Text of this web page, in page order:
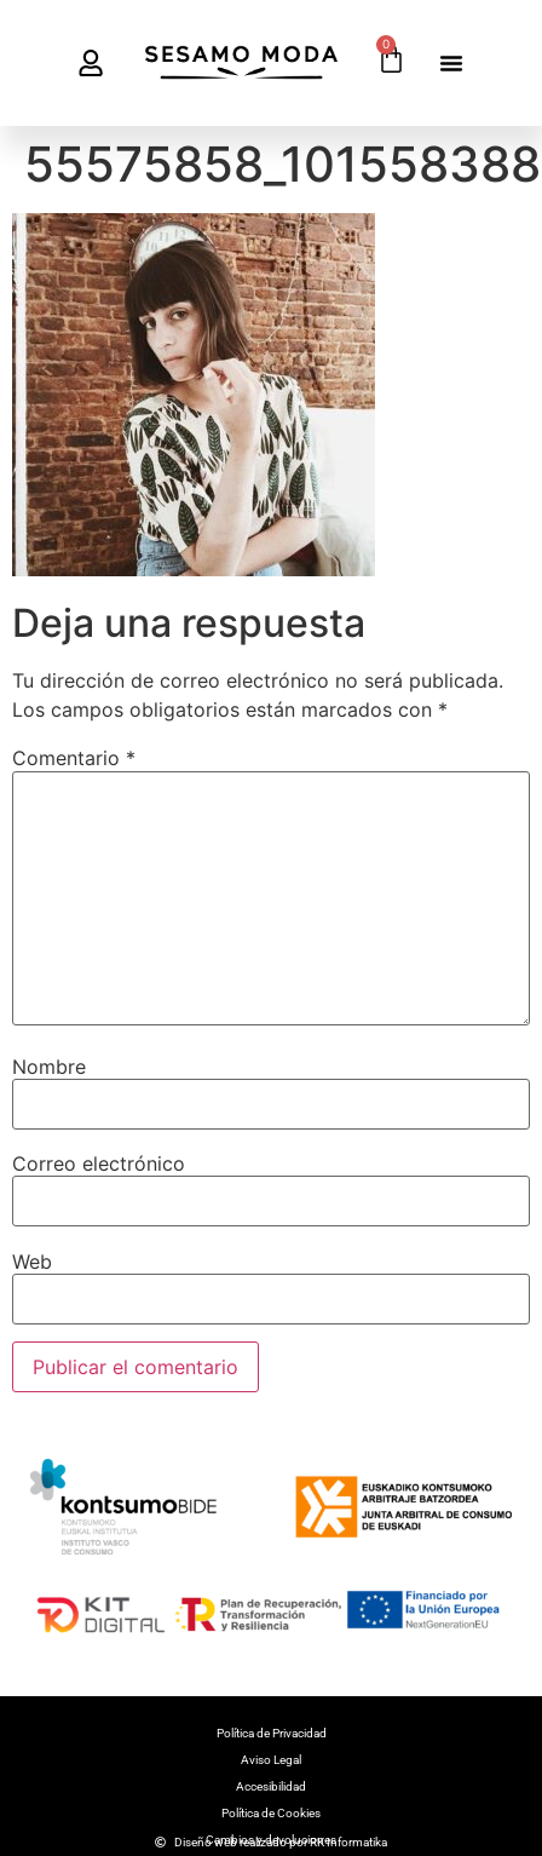
0
Deja una respuesta
Tu dirección de correo electrónico no será publicada.
Los campos obligatorios están marcados con *
Comentario *
Nombre
Correo electrónico
Web
Polí­tica de Privacidad
Aviso Legal
Accesibilidad
Política de Cookies
Cambios y devoluciones
Diseño web realizado por RK Informatika